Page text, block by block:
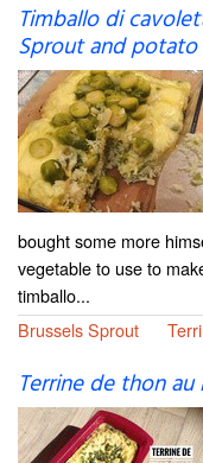
Timballo di
Sprout and
bought some more
vegetable to use to
timballo...
Brussels Sprout
Terrine de thon